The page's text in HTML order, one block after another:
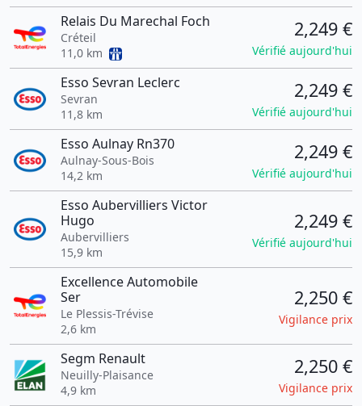
Relais Du Marechal Foch
Créteil
11,0 km
2,249 €
Vérifié aujourd'hui
Esso Sevran Leclerc
Sevran
11,8 km
2,249 €
Vérifié aujourd'hui
Esso Aulnay Rn370
Aulnay-Sous-Bois
14,2 km
2,249 €
Vérifié aujourd'hui
Esso Aubervilliers Victor
Hugo
Aubervilliers
15,9 km
2,249 €
Vérifié aujourd'hui
Excellence Automobile
Ser
Le Plessis-Trévise
2,6 km
2,250 €
Vigilance prix
Segm Renault
Neuilly-Plaisance
4,9 km
2,250 €
Vigilance prix